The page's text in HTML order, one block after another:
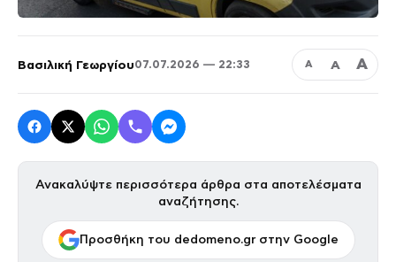
Βασιλική Γεωργίου07.07.2026 — 22:33 Α Α Α
Ανακαλύψτε περισσότερα άρθρα στα αποτελέσματα
αναζήτησης.
Προσθήκη του dedomeno.gr στην Google